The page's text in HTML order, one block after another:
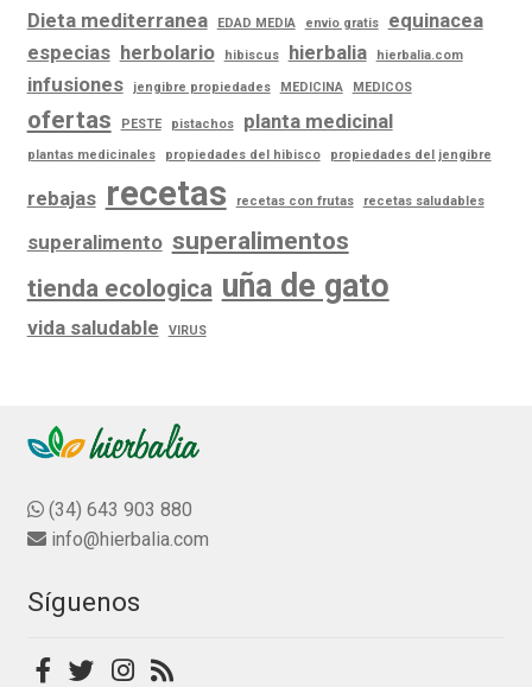
Dieta mediterranea EDAD MEDIA envio gratis
equinacea
especias herbolario hibiscus hierbalia hierbalia.com
infusiones jengibre propiedades MEDICINA MEDICOS
ofertas PESTE pistachos planta medicinal
plantas medicinales propiedades del hibisco propiedades del jengibre
rebajas recetas recetas con frutas recetas saludables
superalimento superalimentos
tienda ecologica uña de gato
vida saludable VIRUS
(34) 643 903 880
info@hierbalia.com
Síguenos